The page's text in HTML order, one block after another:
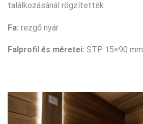
találkozásánál rögzítették .
Fa: rezgő nyár
Falprofil és méretei: STP 15×90 mm